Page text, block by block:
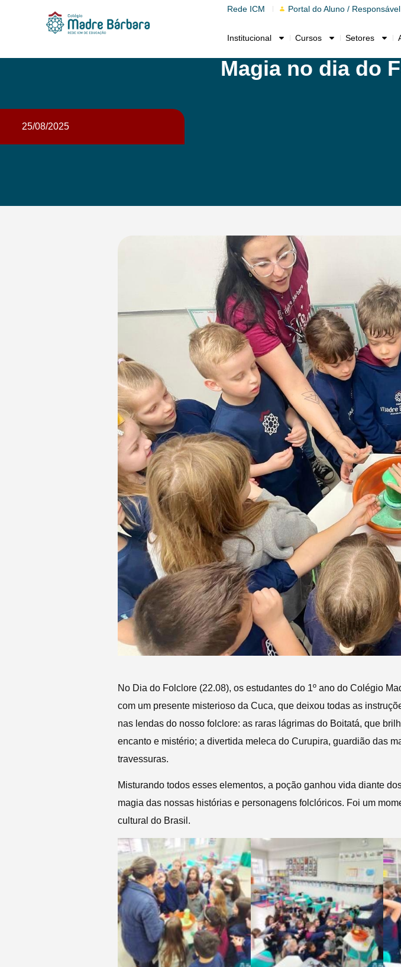
Institucional Cursos Setores
Rede ICM Portal do Aluno / Responsável
Magia no dia do
25/08/2025
No Dia do Folclore (22.08), os estudantes do 1º ano do Colégio
com um presente misterioso da Cuca, que deixou todas as
nas lendas do nosso folclore: as raras lágrimas do Boitatá, que
encanto e mistério; a divertida meleca do Curupira, guardião das
travessuras.
Misturando todos esses elementos, a poção ganhou vida diante
magia das nossas histórias e personagens folclóricos. Foi um
cultural do Brasil.